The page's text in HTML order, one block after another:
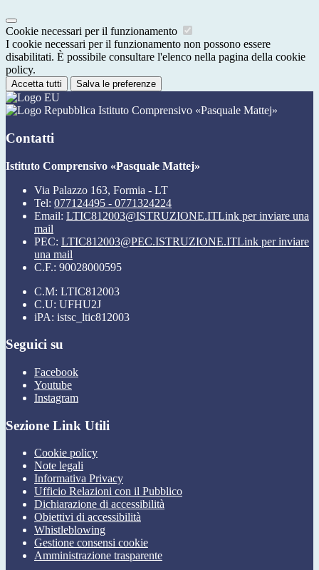
Cookie necessari per il funzionamento
I cookie necessari per il funzionamento non possono essere
disabilitati. È possibile consultare l'elenco nella pagina della cookie
policy.
Accetta tutti Salva le preferenze
Istituto Comprensivo «Pasquale Mattej»
Contatti
Istituto Comprensivo «Pasquale Mattej»
Via Palazzo 163, Formia - LT
Tel: 077124495 - 0771324224
Email: LTIC812003@ISTRUZIONE.ITLink per inviare una
mail
PEC: LTIC812003@PEC.ISTRUZIONE.ITLink per inviare
una mail
C.F.: 90028000595
C.M: LTIC812003
C.U: UFHU2J
iPA: istsc_ltic812003
Seguici su
Facebook
Youtube
Instagram
Sezione Link Utili
Cookie policy
Note legali
Informativa Privacy
Ufficio Relazioni con il Pubblico
Dichiarazione di accessibilità
Obiettivi di accessibilità
Whistleblowing
Gestione consensi cookie
Amministrazione trasparente